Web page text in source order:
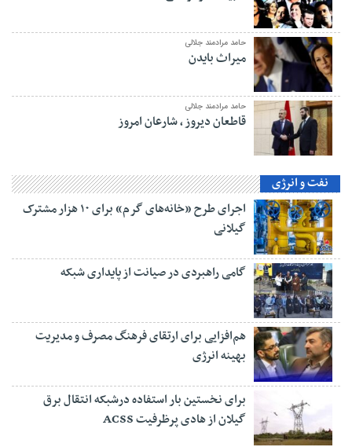
حامد مرادمند جلالی
میراث بایدن
حامد مرادمند جلالی
قاطعان دیروز ، شارعان امروز
نفت و انرژی
اجرای طرح «خانه‌های گرم» برای ۱۰ هزار مشترک
گیلانی
گامی راهبردی در صیانت از پایداری شبکه
هم‌افزایی برای ارتقای فرهنگ مصرف و مدیریت
بهینه انرژی
برای نخستین بار استفاده درشبکه انتقال برق
گیلان از هادی پرظرفیت ACSS